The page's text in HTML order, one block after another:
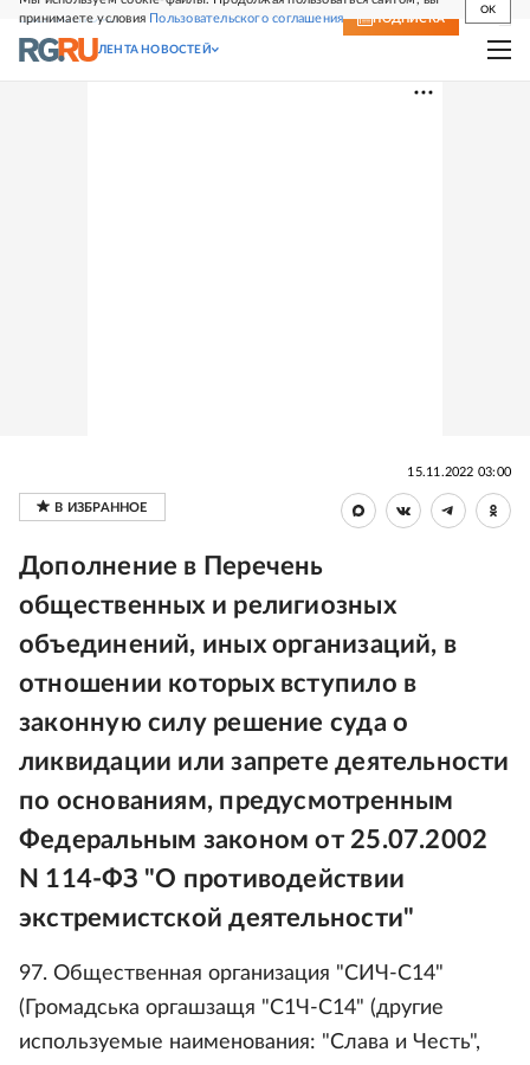
принимаете условия Пользовательского соглашения
OK
СВЕЖИЙ НОМЕР ПОДПИСКА
ЛЕНТА НОВОСТЕЙ
15.11.2022 03:00
Дополнение в Перечень
общественных и религиозных
объединений, иных организаций, в
отношении которых вступило в
законную силу решение суда о
ликвидации или запрете деятельности
по основаниям, предусмотренным
Федеральным законом от 25.07.2002
N 114-ФЗ "О противодействии
экстремистской деятельности"
97. Общественная организация "СИЧ-С14"
(Громадська оргашзащя "С1Ч-С14" (другие
используемые наименования: "Слава и Честь",